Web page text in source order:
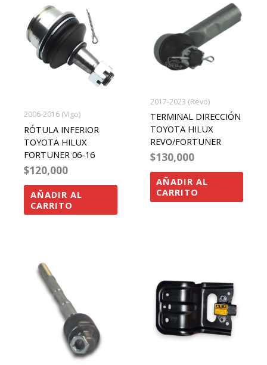
2006-2016 (Vigo)
RÓTULA INFERIOR
TOYOTA HILUX
FORTUNER 06-16
$120,000
AÑADIR AL
CARRITO
2017-2023 (Revo)
TERMINAL DIRECCIÓN
TOYOTA HILUX
REVO/FORTUNER
$130,000
AÑADIR AL
CARRITO